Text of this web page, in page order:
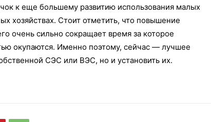
к еще большему развитию использования малых
хозяйствах. Стоит отметить, что повышение
очень сильно сокращает время за которое
окупаются. Именно поэтому, сейчас — лучшее
СЭС или ВЭС, но и установить их.